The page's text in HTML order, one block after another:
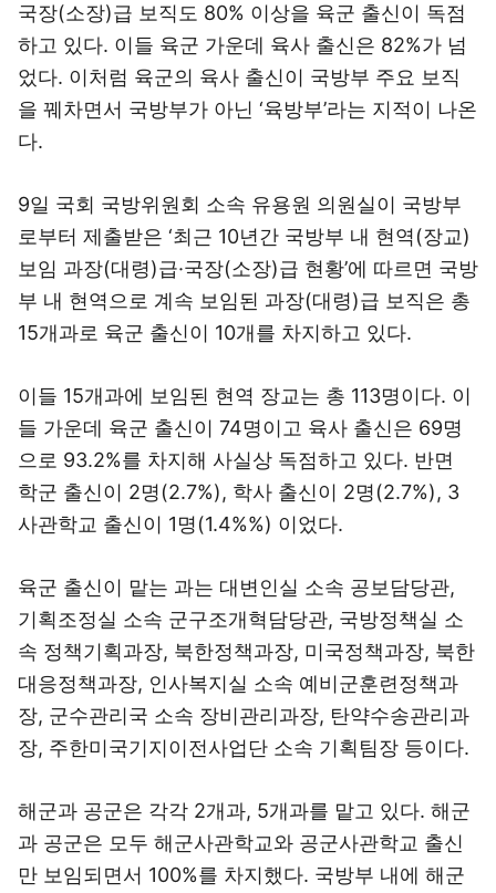
국장(소장)급 보직도 80% 이상을 육군 출신이 독점
하고 있다. 이들 육군 가운데 육사 출신은 82%가 넘
었다. 이처럼 육군의 육사 출신이 국방부 주요 보직
을 꿰차면서 국방부가 아닌 ‘육방부’라는 지적이 나온
다.
9일 국회 국방위원회 소속 유용원 의원실이 국방부
로부터 제출받은 ‘최근 10년간 국방부 내 현역(장교)
보임 과장(대령)급·국장(소장)급 현황’에 따르면 국방
부 내 현역으로 계속 보임된 과장(대령)급 보직은 총
15개과로 육군 출신이 10개를 차지하고 있다.
이들 15개과에 보임된 현역 장교는 총 113명이다. 이
들 가운데 육군 출신이 74명이고 육사 출신은 69명
으로 93.2%를 차지해 사실상 독점하고 있다. 반면
학군 출신이 2명(2.7%), 학사 출신이 2명(2.7%), 3
사관학교 출신이 1명(1.4%%) 이었다.
육군 출신이 맡는 과는 대변인실 소속 공보담당관,
기획조정실 소속 군구조개혁담당관, 국방정책실 소
속 정책기획과장, 북한정책과장, 미국정책과장, 북한
대응정책과장, 인사복지실 소속 예비군훈련정책과
장, 군수관리국 소속 장비관리과장, 탄약수송관리과
장, 주한미국기지이전사업단 소속 기획팀장 등이다.
해군과 공군은 각각 2개과, 5개과를 맡고 있다. 해군
과 공군은 모두 해군사관학교와 공군사관학교 출신
만 보임되면서 100%를 차지했다. 국방부 내에 해군